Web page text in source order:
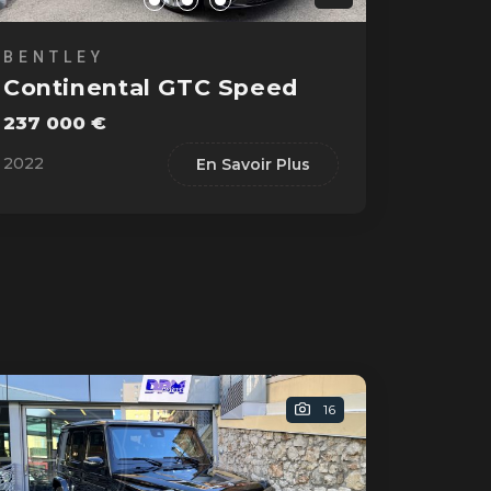
BENTLEY
Continental GTC Speed
237 000 €
2022 En Savoir Plus
16